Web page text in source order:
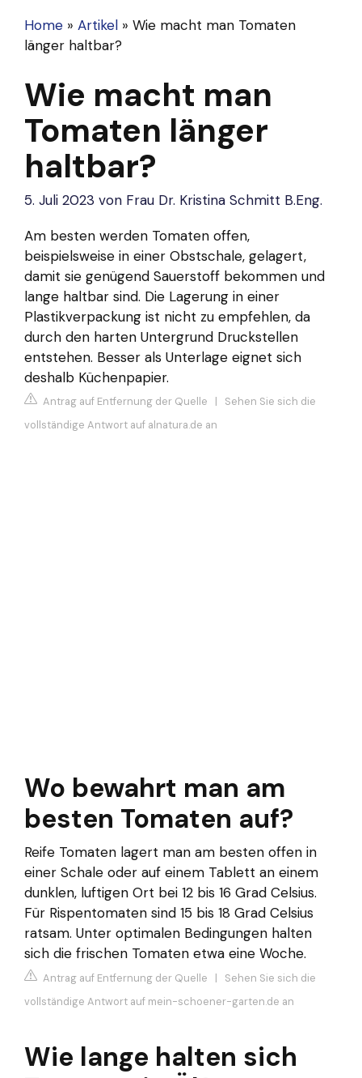
Home » Artikel » Wie macht man Tomaten
länger haltbar?
Wie macht man
Tomaten länger
haltbar?
5. Juli 2023 von Frau Dr. Kristina Schmitt B.Eng.
Am besten werden Tomaten offen,
beispielsweise in einer Obstschale, gelagert,
damit sie genügend Sauerstoff bekommen und
lange haltbar sind. Die Lagerung in einer
Plastikverpackung ist nicht zu empfehlen, da
durch den harten Untergrund Druckstellen
entstehen. Besser als Unterlage eignet sich
deshalb Küchenpapier.
Antrag auf Entfernung der Quelle | Sehen Sie sich die
vollständige Antwort auf alnatura.de an
Wo bewahrt man am
besten Tomaten auf?
Reife Tomaten lagert man am besten offen in
einer Schale oder auf einem Tablett an einem
dunklen, luftigen Ort bei 12 bis 16 Grad Celsius.
Für Rispentomaten sind 15 bis 18 Grad Celsius
ratsam. Unter optimalen Bedingungen halten
sich die frischen Tomaten etwa eine Woche.
Antrag auf Entfernung der Quelle | Sehen Sie sich die
vollständige Antwort auf mein-schoener-garten.de an
Wie lange halten sich